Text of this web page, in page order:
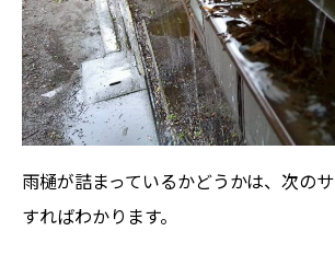
雨樋が詰まっているかどうかは、次の
すればわかります。